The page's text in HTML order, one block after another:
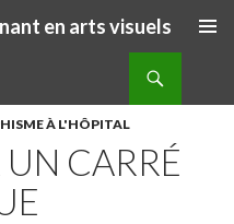
en arts visuels
À L'HÔPITAL
CARRÉ